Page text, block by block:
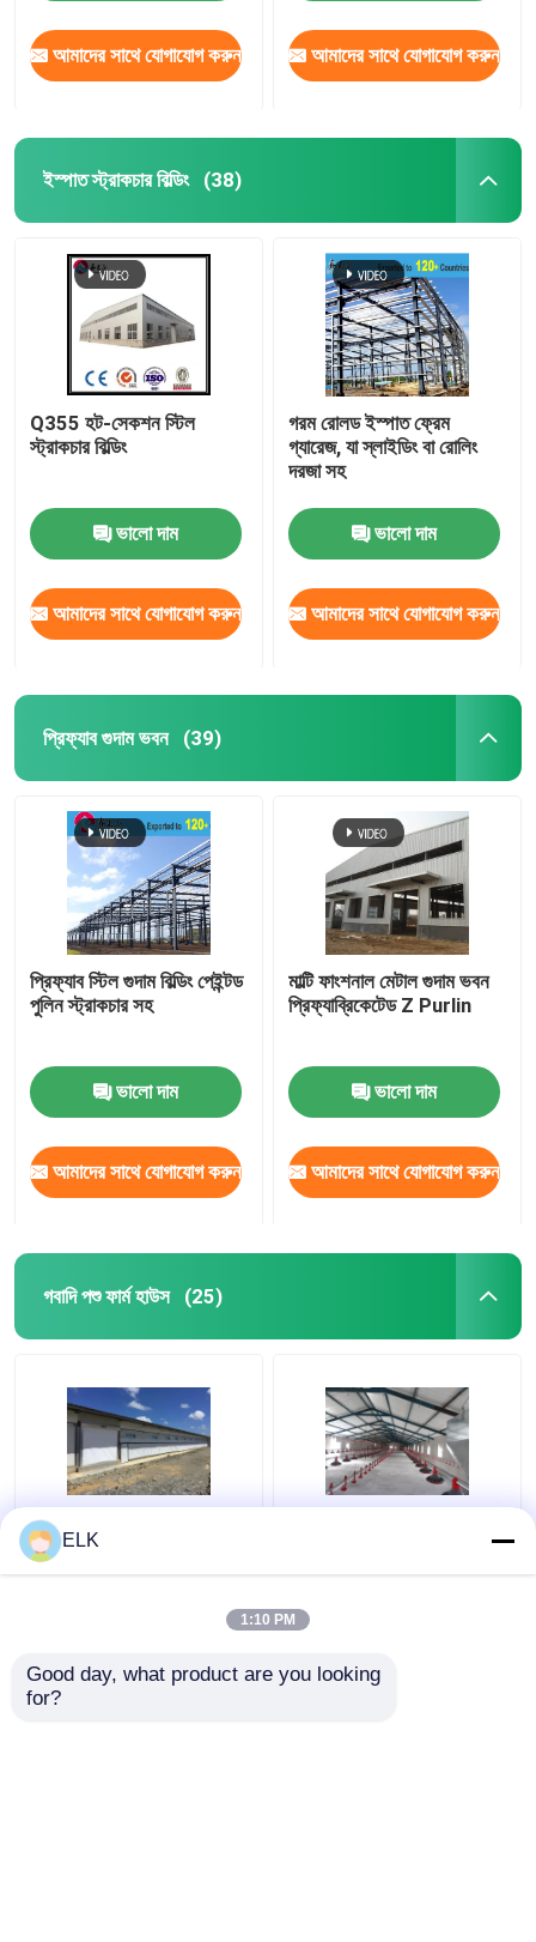
আমাদের সাথে যোগাযোগ করুন আমাদের সাথে যোগাযোগ করুন
ইস্পাত স্ট্রাকচার বিল্ডিং (38)
Q355 হট-সেকশন স্টিল
স্ট্রাকচার বিল্ডিং
ভালো দাম
আমাদের সাথে যোগাযোগ করুন
গরম রোলড ইস্পাত ফ্রেম
গ্যারেজ, যা স্লাইডিং বা রোলিং
দরজা সহ
ভালো দাম
আমাদের সাথে যোগাযোগ করুন
প্রিফ্যাব গুদাম ভবন (39)
প্রিফ্যাব স্টিল গুদাম বিল্ডিং পেইন্টড
পুলিন স্ট্রাকচার সহ
ভালো দাম
আমাদের সাথে যোগাযোগ করুন
মাল্টি ফাংশনাল মেটাল গুদাম ভবন
প্রিফ্যাব্রিকেটেড Z Purlin
ভালো দাম
আমাদের সাথে যোগাযোগ করুন
গবাদি পশু ফার্ম হাউস (25)
আইএসও গবাদি পশু ফার্ম হাউস
প্রিফ্যাব্রিকেটেড ইস্পাত কাঠামো
ELK
1:10 PM
Good day, what product are you looking
for?